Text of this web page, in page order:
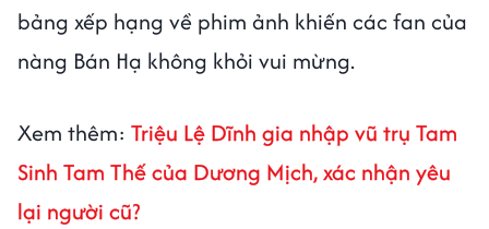
bảng xếp hạng về phim ảnh khiến các fan của
nàng Bán Hạ không khỏi vui mừng.
Xem thêm: Triệu Lệ Dĩnh gia nhập vũ trụ Tam
Sinh Tam Thế của Dương Mịch, xác nhận yêu
lại người cũ?